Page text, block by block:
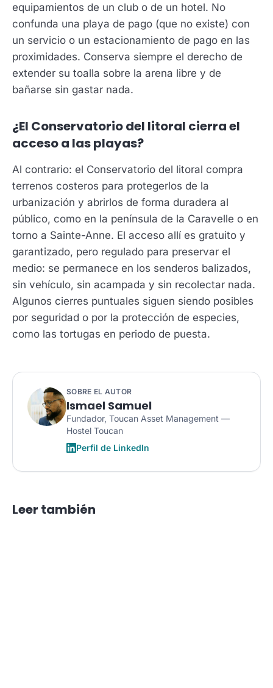
equipamientos de un club o de un hotel. No
confunda una playa de pago (que no existe) con
un servicio o un estacionamiento de pago en las
proximidades. Conserva siempre el derecho de
extender su toalla sobre la arena libre y de
bañarse sin gastar nada.
¿El Conservatorio del litoral cierra el
acceso a las playas?
Al contrario: el Conservatorio del litoral compra
terrenos costeros para protegerlos de la
urbanización y abrirlos de forma duradera al
público, como en la península de la Caravelle o en
torno a Sainte-Anne. El acceso allí es gratuito y
garantizado, pero regulado para preservar el
medio: se permanece en los senderos balizados,
sin vehículo, sin acampada y sin recolectar nada.
Algunos cierres puntuales siguen siendo posibles
por seguridad o por la protección de especies,
como las tortugas en periodo de puesta.
SOBRE EL AUTOR
Ismael Samuel
Fundador, Toucan Asset Management —
Hostel Toucan
Perfil de LinkedIn
Leer también